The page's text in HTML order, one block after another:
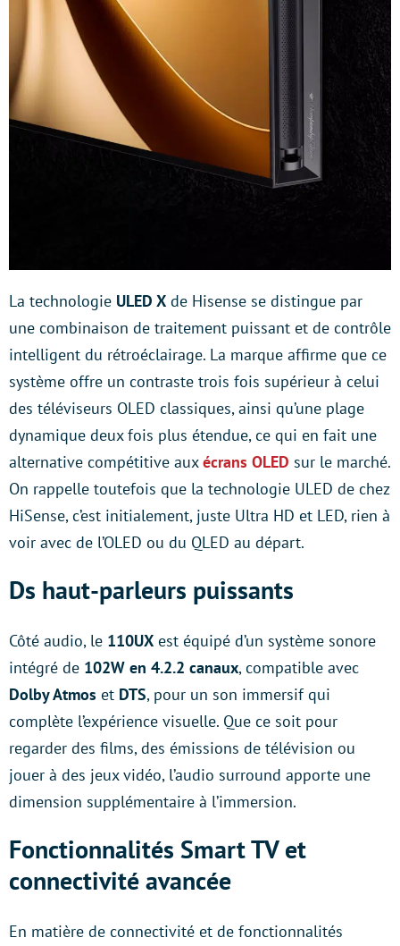
La technologie ULED X de Hisense se distingue par
une combinaison de traitement puissant et de contrôle
intelligent du rétroéclairage. La marque affirme que ce
système offre un contraste trois fois supérieur à celui
des téléviseurs OLED classiques, ainsi qu’une plage
dynamique deux fois plus étendue, ce qui en fait une
alternative compétitive auxécrans OLED sur le marché.
On rappelle toutefois que la technologie ULED de chez
HiSense, c’est initialement, juste Ultra HD et LED, rien à
voir avec de l’OLED ou du QLED au départ.
Ds haut-parleurs puissants
Côté audio, le 110UX est équipé d’un système sonore
intégré de 102W en 4.2.2 canaux, compatible avec
Dolby Atmos et DTS, pour un son immersif qui
complète l’expérience visuelle. Que ce soit pour
regarder des films, des émissions de télévision ou
jouer à des jeux vidéo, l’audio surround apporte une
dimension supplémentaire à l’immersion.
Fonctionnalités Smart TV et
connectivité avancée
En matière de connectivité et de fonctionnalités